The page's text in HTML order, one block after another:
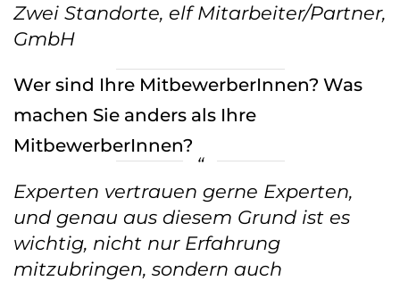
Zwei Standorte, elf Mitarbeiter/Partner,
GmbH
Wer sind Ihre MitbewerberInnen? Was
machen Sie anders als Ihre
MitbewerberInnen?
Experten vertrauen gerne Experten,
und genau aus diesem Grund ist es
wichtig, nicht nur Erfahrung
mitzubringen, sondern auch